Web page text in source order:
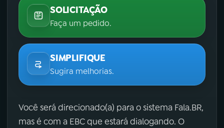
SOLICITAÇÃO
Faça um pedido.
SIMPLIFIQUE
Sugira melhorias.
Você será direcionado(a) para o sistema Fala.BR,
mas é com a EBC que estará dialogando. O